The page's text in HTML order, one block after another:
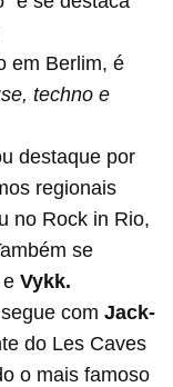
em Berlim, é
techno e
destaque por
regionais
no Rock in Rio,
se
e Vykk.
com Jack-
do Les Caves
o mais famoso